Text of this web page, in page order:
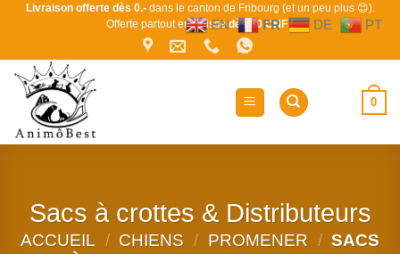
PasserLivraison offerte dès 0.-dans le canton de Fribourg (et un peu plus 😊).
Offerte partout en Suissedès 80 CHF !
0
Sacs à crottes & Distributeurs
ACCUEIL / CHIENS / PROMENER / SACS
EN FR DE PT